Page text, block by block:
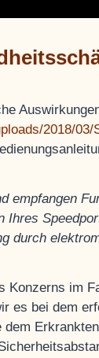
2018/
empfangen
Ihres
durch
Konzerns im
es bei dem